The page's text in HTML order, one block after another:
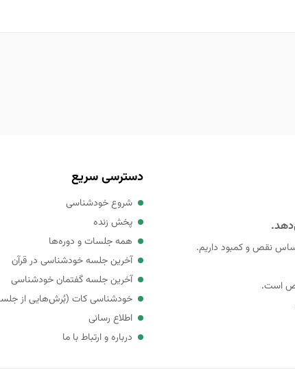
نقص و کمبود داریم.
است.
دسترسی سریع
شروع خودشناسی
پخش زنده
همه جلسات و دوره‌ها
آخرین جلسه خودشناسی در قرآن
آخرین جلسه گفتمان خودشناسی
خودشناسی کات (بُرش‌هایی از
اطلاع رسانی
درباره و ارتباط با ما